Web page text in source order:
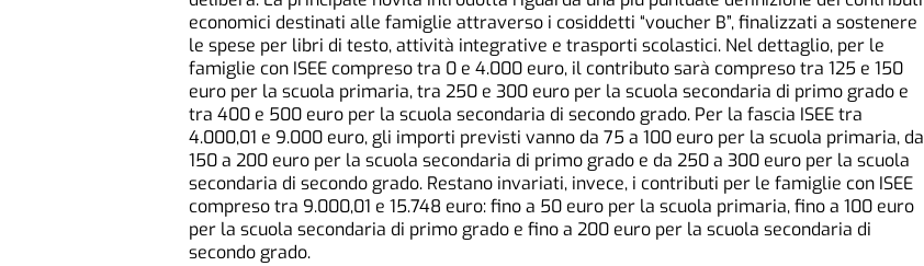
economici destinati alle famiglie attraverso i cosiddetti “voucher B”, finalizzati a sostenere
le spese per libri di testo, attività integrative e trasporti scolastici. Nel dettaglio, per le
famiglie con ISEE compreso tra 0 e 4.000 euro, il contributo sarà compreso tra 125 e 150
euro per la scuola primaria, tra 250 e 300 euro per la scuola secondaria di primo grado e
tra 400 e 500 euro per la scuola secondaria di secondo grado. Per la fascia ISEE tra
4.000,01 e 9.000 euro, gli importi previsti vanno da 75 a 100 euro per la scuola primaria, da
150 a 200 euro per la scuola secondaria di primo grado e da 250 a 300 euro per la scuola
secondaria di secondo grado. Restano invariati, invece, i contributi per le famiglie con ISEE
compreso tra 9.000,01 e 15.748 euro: fino a 50 euro per la scuola primaria, fino a 100 euro
per la scuola secondaria di primo grado e fino a 200 euro per la scuola secondaria di
secondo grado.